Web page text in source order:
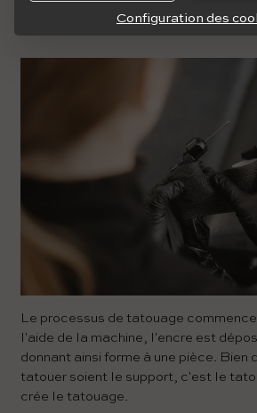
Le processus de tatouage
l'aide de la machine, l'encre est
donnant ainsi forme à une pièce. Bien
tatouer soient le support, c'est le
crée le tatouage.
Configuration des